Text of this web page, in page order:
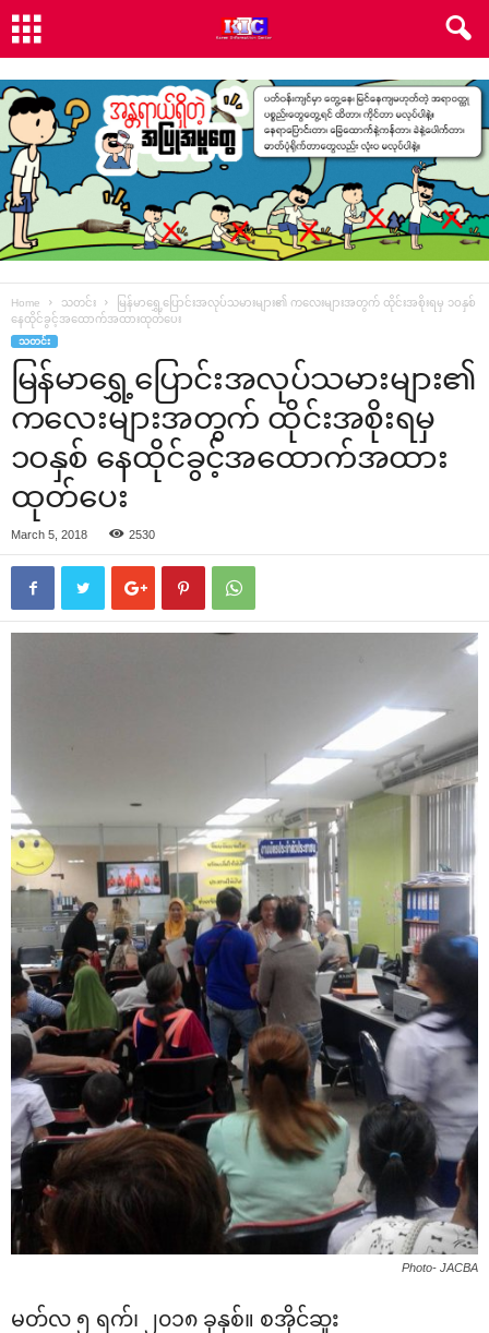
Home သတင်း
မြန်မာ‌ရွှေ့‌ပြောင်းအလုပ်သမားများ၏ က‌လေးများအတွက် ထိုင်းအစိုးရမှ ၁ဝနှစ်
‌နေထိုင်ခွင့်အ‌ထောက်အထားထုတ်‌ပေး
သတင်း
မြန်မာ‌ရွှေ့‌ပြောင်းအလုပ်သမားများ၏
က‌လေးများအတွက် ထိုင်းအစိုးရမှ
၁ဝနှစ် ‌နေထိုင်ခွင့်အ‌ထောက်အထား
ထုတ်‌ပေး
March 5, 2018 2530
Photo- JACBA
မတ်လ ၅ ရက်၊ ၂၀၁၈ ခုနှစ်။ စအိုင်ဆူး